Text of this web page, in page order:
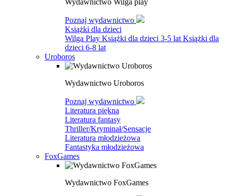
Wydawnictwo Wilga play
Poznaj wydawnictwo
Książki dla dzieci
Wilga Play Książki dla dzieci 3-5 lat Książki dla
dzieci 6-8 lat
Uroboros
Wydawnictwo Uroboros
Poznaj wydawnictwo
Literatura piękna
Literatura fantasy
Thriller/Kryminał/Sensacje
Literatura młodzieżowa
Fantastyka młodzieżowa
FoxGames
Wydawnictwo FoxGames